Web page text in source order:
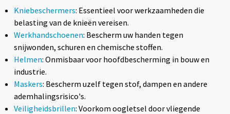
Kniebeschermers: Essentieel voor werkzaamheden die
belasting van de knieën vereisen.
Werkhandschoenen: Bescherm uw handen tegen
snijwonden, schuren en chemische stoffen.
Helmen: Onmisbaar voor hoofdbescherming in bouw en
industrie.
Maskers: Bescherm uzelf tegen stof, dampen en andere
ademhalingsrisico's.
Veiligheidsbrillen: Voorkom oogletsel door vliegende